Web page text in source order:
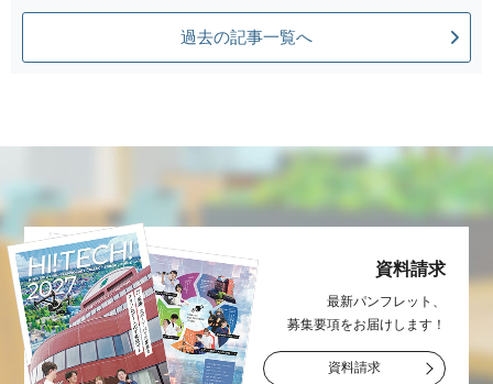
過去の記事一覧へ
資料請求
最新パンフレット、
募集要項をお届け します！
資料請求